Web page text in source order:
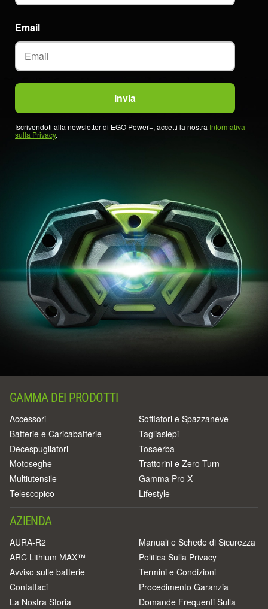
Email
Iscrivendoti alla newsletter di EGO Power+, accetti la nostra Informativa
sulla Privacy.
GAMMA DEI PRODOTTI
Accessori
Batterie e Caricabatterie
Decespugliatori
Motoseghe
Multiutensile
Telescopico
Soffiatori e Spazzaneve
Tagliasiepi
Tosaerba
Trattorini e Zero-Turn
Gamma Pro X
Lifestyle
AZIENDA
AURA-R2
ARC Lithium MAX™
Avviso sulle batterie
Contattaci
La Nostra Storia
Manuali e Schede di Sicurezza
Politica Sulla Privacy
Termini e Condizioni
Procedimento Garanzia
Domande Frequenti Sulla